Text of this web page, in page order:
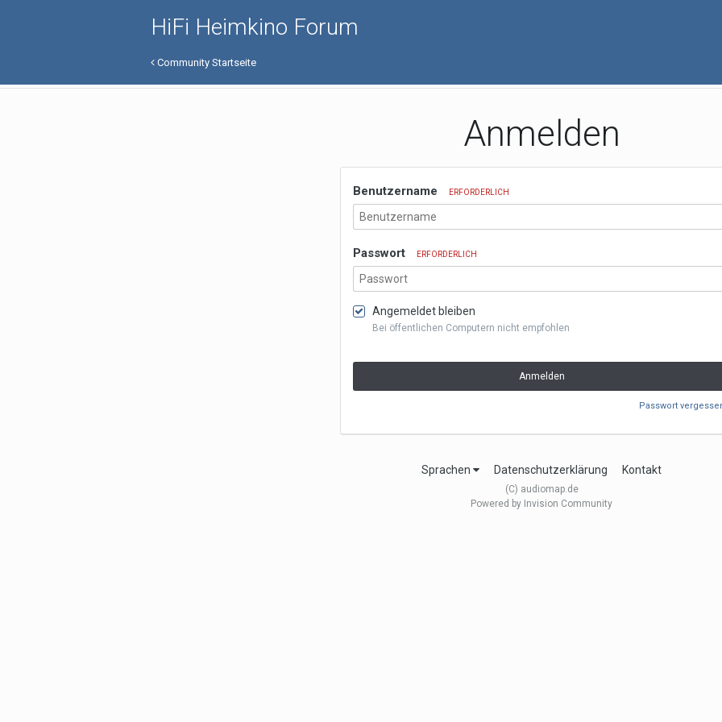
HiFi Heimkino Forum
Community Startseite
Anmelden
Benutzername ERFORDERLICH
Passwort ERFORDERLICH
Angemeldet bleiben
Bei öffentlichen Computern nicht empfohlen
Anmelden
Passwort
Sprachen Datenschutzerklärung Kontakt
(C) audiomap.de
Powered by Invision Community